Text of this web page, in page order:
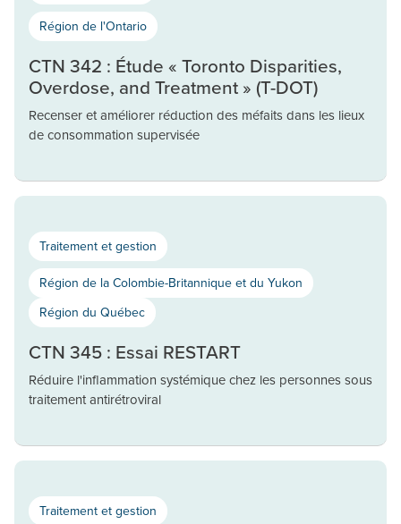
Région de l'Ontario
CTN 342 : Étude « Toronto Disparities,
Overdose, and Treatment » (T-DOT)
Recenser et améliorer réduction des méfaits dans les lieux
de consommation supervisée
Traitement et gestion
Région de la Colombie-Britannique et du Yukon
Région du Québec
CTN 345 : Essai RESTART
Réduire l'inflammation systémique chez les personnes sous
traitement antirétroviral
Traitement et gestion